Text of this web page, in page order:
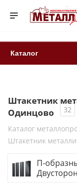
Каталог
Штакетник
Одинцово
32
Каталог
Штакетник
П-